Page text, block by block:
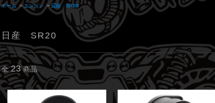
ホーム >エンジン >日産 SR20
日産 SR20
全 23 商品